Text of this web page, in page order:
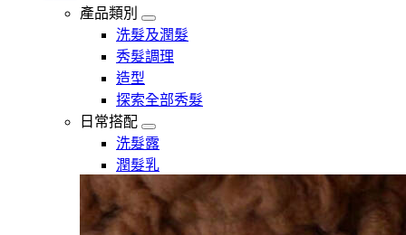
產品類別
洗髮及潤髮
秀髮調理
造型
探索全部秀髮
日常搭配
洗髮露
潤髮乳